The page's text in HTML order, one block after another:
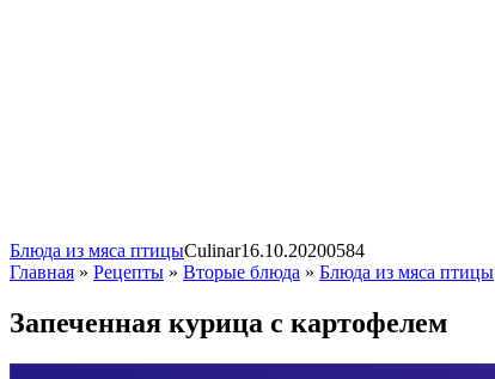
Блюда из мяса птицыСulinar16.10.20200584
Главная » Рецепты » Вторые блюда » Блюда из мяса птицы
Запеченная курица с картофелем